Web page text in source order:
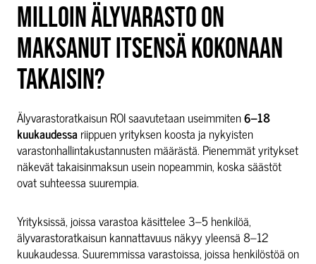
MILLOIN ÄLYVARASTO ON
MAKSANUT ITSENSÄ KOKONAAN
TAKAISIN?
Älyvarastoratkaisun ROI saavutetaan useimmiten6–18
kuukaudessariippuen yrityksen koosta ja nykyisten
varastonhallintakustannusten määrästä. Pienemmät yritykset
näkevät takaisinmaksun usein nopeammin, koska säästöt
ovat suhteessa suurempia.
Yrityksissä, joissa varastoa käsittelee 3–5 henkilöä,
älyvarastoratkaisun kannattavuus näkyy yleensä 8–12
kuukaudessa. Suuremmissa varastoissa, joissa henkilöstöä on